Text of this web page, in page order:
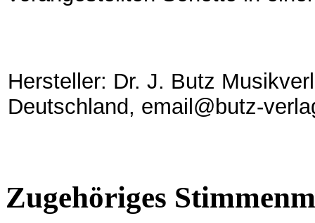
Hersteller: Dr. J. Butz
Deutschland, email@butz-
Zugehöriges